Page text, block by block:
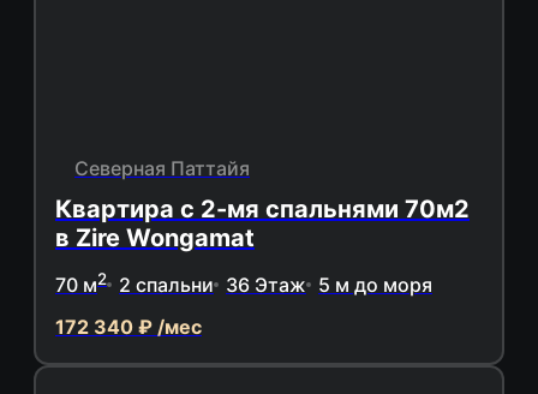
Северная Паттайя
Квартира с 2-мя спальнями 70м2
в Zire Wongamat
70 м2 2 спальни 36 Этаж 5 м до моря
172 340 ₽ /мес